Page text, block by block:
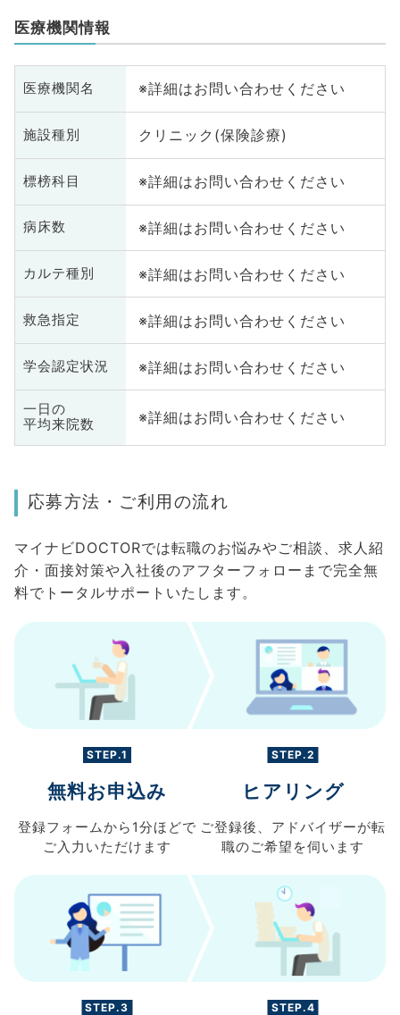
医療機関情報
医療機関名 ※詳細はお問い合わせください
施設種別 クリニック(保険診療)
標榜科目 ※詳細はお問い合わせください
病床数 ※詳細はお問い合わせください
カルテ種別 ※詳細はお問い合わせください
救急指定 ※詳細はお問い合わせください
学会認定状況 ※詳細はお問い合わせください
一日の
平均来院数
※詳細はお問い合わせください
応募方法・ご利用の流れ
マイナビDOCTORでは転職のお悩みやご相談、求人紹
介・面接対策や入社後のアフターフォローまで完全無
料でトータルサポートいたします。
STEP.1
無料お申込み
登録フォームから 1分ほどで
ご入力 いただけます
STEP.2
ヒアリング
ご登録後、 アドバイザーが転
職のご希望を伺います
STEP.3 STEP.4